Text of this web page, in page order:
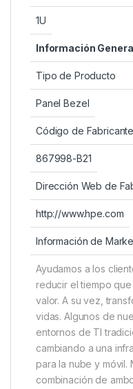
1U
Información
Tipo de Producto
Panel Bezel
Código de Fabricante
867998-B21
Dirección Web de
http://www.hpe.com
Información de
Ayudamos a los
reducir el tiempo
valor. A su vez,
vidas. Algunos de
entornos de TI
cambiando a una
para la nube y
combinación de